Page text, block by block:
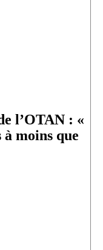
l’OTAN : «
à moins que